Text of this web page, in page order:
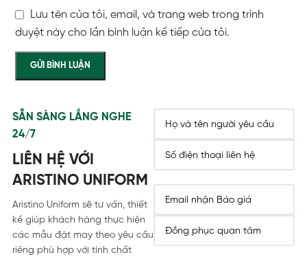
Lưu tên của tôi, email, và trang web trong trình
duyệt này cho lần bình luận kế tiếp của tôi.
SẴN SÀNG LẮNG NGHE
24/7
LIÊN HỆ VỚI
ARISTINO UNIFORM
Aristino Uniform sẽ tư vấn, thiết
kế giúp khách hàng thực hiện
các mẫu đặt may theo yêu cầu
riêng phù hợp với tính chất